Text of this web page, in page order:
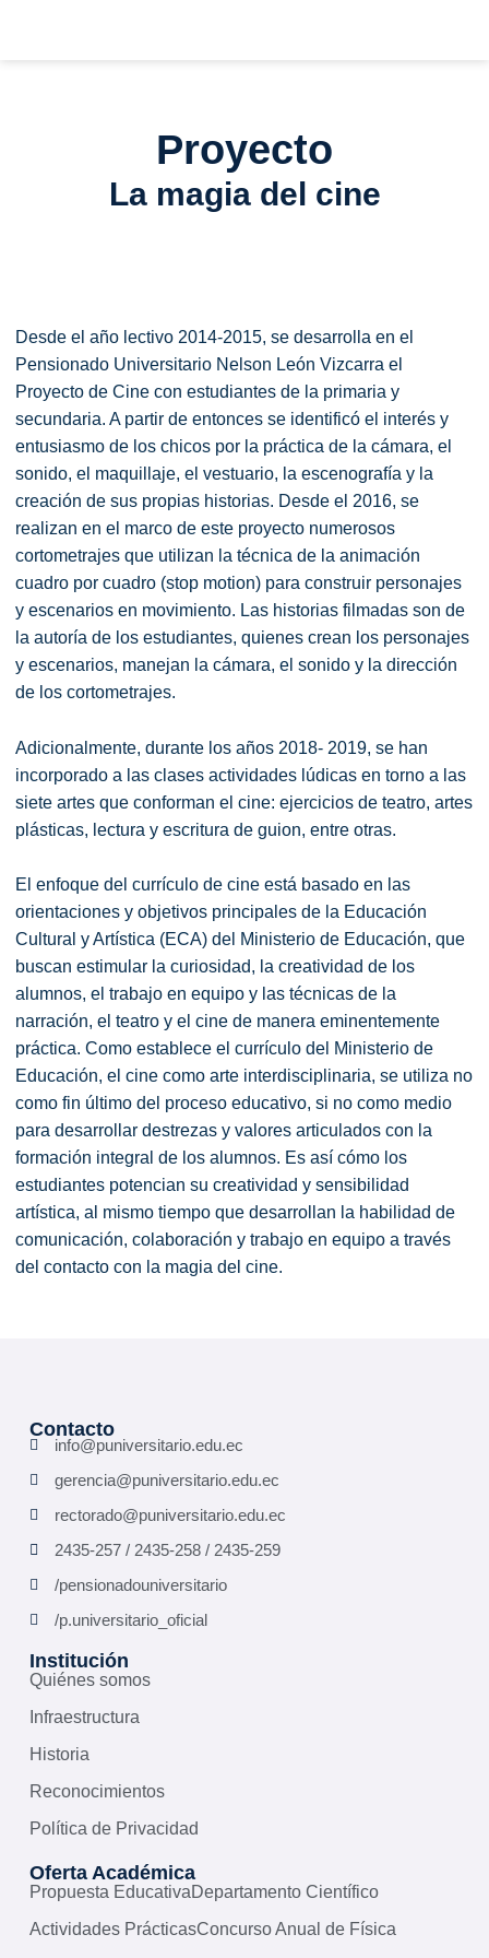
Proyecto
La magia del cine
Desde el año lectivo 2014-2015, se desarrolla en el
Pensionado Universitario Nelson León Vizcarra el
Proyecto de Cine con estudiantes de la primaria y
secundaria. A partir de entonces se identificó el interés y
entusiasmo de los chicos por la práctica de la cámara, el
sonido, el maquillaje, el vestuario, la escenografía y la
creación de sus propias historias. Desde el 2016, se
realizan en el marco de este proyecto numerosos
cortometrajes que utilizan la técnica de la animación
cuadro por cuadro (stop motion) para construir personajes
y escenarios en movimiento. Las historias filmadas son de
la autoría de los estudiantes, quienes crean los personajes
y escenarios, manejan la cámara, el sonido y la dirección
de los cortometrajes.
Adicionalmente, durante los años 2018- 2019, se han
incorporado a las clases actividades lúdicas en torno a las
siete artes que conforman el cine: ejercicios de teatro, artes
plásticas, lectura y escritura de guion, entre otras.
El enfoque del currículo de cine está basado en las
orientaciones y objetivos principales de la Educación
Cultural y Artística (ECA) del Ministerio de Educación, que
buscan estimular la curiosidad, la creatividad de los
alumnos, el trabajo en equipo y las técnicas de la
narración, el teatro y el cine de manera eminentemente
práctica. Como establece el currículo del Ministerio de
Educación, el cine como arte interdisciplinaria, se utiliza no
como fin último del proceso educativo, si no como medio
para desarrollar destrezas y valores articulados con la
formación integral de los alumnos. Es así cómo los
estudiantes potencian su creatividad y sensibilidad
artística, al mismo tiempo que desarrollan la habilidad de
comunicación, colaboración y trabajo en equipo a través
del contacto con la magia del cine.
Contacto
info@puniversitario.edu.ec
gerencia@puniversitario.edu.ec
rectorado@puniversitario.edu.ec
2435-257 / 2435-258 / 2435-259
/pensionadouniversitario
/p.universitario_oficial
Institución
Quiénes somos
Infraestructura
Historia
Reconocimientos
Política de Privacidad
Oferta Académica
Propuesta EducativaDepartamento Científico
Actividades PrácticasConcurso Anual de Física